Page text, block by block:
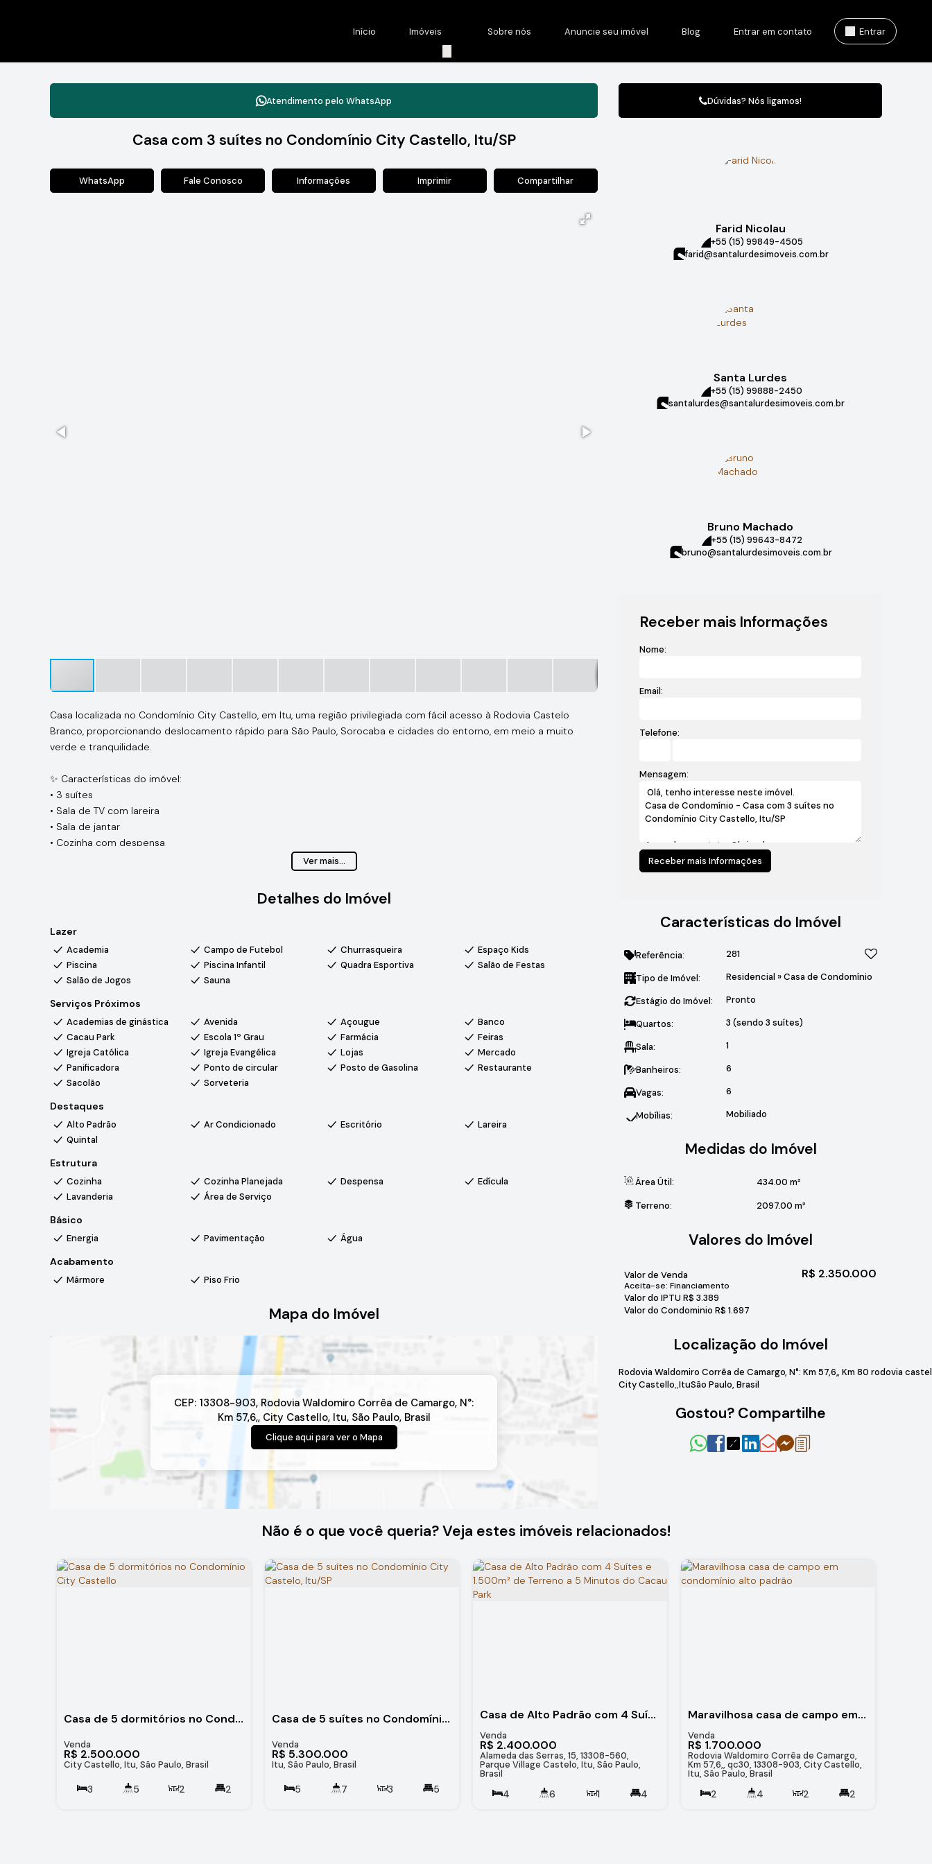
Entrar
Entrar em contato
Blog
Anuncie seu imóvel
Sobre nós
Imóveis
Início
Atendimento pelo WhatsApp
Casa com 3 suítes no Condomínio City Castello, Itu/SP
WhatsApp Fale Conosco Informações Imprimir Compartilhar
Casa localizada no Condomínio City Castello, em Itu, uma região privilegiada com fácil acesso à Rodovia Castelo
Branco, proporcionando deslocamento rápido para São Paulo, Sorocaba e cidades do entorno, em meio a muito
verde e tranquilidade.
✨ Características do imóvel:
• 3 suítes
• Sala de TV com lareira
• Sala de jantar
• Cozinha com despensa
• Banheiro de piscina
• Lavabo externo
• Lavanderia
• Campo / quadra
• Pomar
• Aquecedor solar para água quente
• Pressurizador de 15 MCA para água quente e fria
O Condomínio City Castello é reconhecido por sua infraestrutura completa, segurança 24 horas e extensa área
verde. Possui ruas largas e arborizadas, excelente padrão residencial, áreas de lazer e um ambiente tranquilo e
Ver mais...
Detalhes do Imóvel
Lazer
Academia Campo de Futebol Churrasqueira
Espaço Kids
Piscina
Piscina Infantil Quadra Esportiva
Salão de Festas
Salão de Jogos
Sauna
Serviços Próximos
Academias de ginástica Avenida Açougue
Banco
Cacau Park
Escola 1º Grau Farmácia
Feiras
Igreja Católica
Igreja Evangélica Lojas
Mercado
Panificadora
Ponto de circular Posto de Gasolina
Restaurante
Sacolão
Sorveteria
Destaques
Alto Padrão Ar Condicionado Escritório
Lareira
Quintal
Estrutura
Cozinha Cozinha Planejada Despensa
Edícula
Lavanderia
Área de Serviço
Básico
Energia Pavimentação Água
Acabamento
Mármore Piso Frio
Mapa do Imóvel
CEP: 13308-903, Rodovia Waldomiro Corrêa de Camargo, N°:
Km 57,6,, City Castello, Itu, São Paulo, Brasil
Clique aqui para ver o Mapa
Dúvidas? Nós ligamos!
Farid Nicolau
+55 (15) 99849-4505
farid@santalurdesimoveis.com.br
Santa Lurdes
+55 (15) 99888-2450
santalurdes@santalurdesimoveis.com.br
Bruno Machado
+55 (15) 99643-8472
bruno@santalurdesimoveis.com.br
Receber mais Informações
Nome:
Email:
Telefone:
Mensagem:
Características do Imóvel
Referência: 281
Tipo de Imóvel: Residencial »Casa de Condomínio
Estágio do Imóvel: Pronto
Quartos: 3 (sendo 3 suítes)
Sala: 1
Banheiros: 6
Vagas: 6
Mobílias: Mobiliado
Medidas do Imóvel
Área Útil: 434.00 m²
Terreno:
2097.00 m²
Valores do Imóvel
R$ 2.350.000
Valor de Venda
Aceita-se: Financiamento
Valor do IPTU R$ 3.389
Valor do Condominio R$ 1.697
Localização do Imóvel
Rodovia Waldomiro Corrêa de Camargo, N°: Km 57,6,, Km 80 rodovia
City Castello ItuSão Paulo, Brasil
Gostou? Compartilhe
Não é o que você queria? Veja estes imóveis relacionados!
Casa de 5 dormitórios no Condomínio City Castello
R$ 2.500.000
City Castello, Itu, São Paulo, Brasil
3 5 2
2
Casa de 5 suítes no Condomínio City Castelo, Itu/SP
R$ 5.300.000
Itu, São Paulo, Brasil
5 7 3
5
Casa de Alto Padrão com 4 Suítes e 1.500m² de Terreno a 5 Minutos do Cacau Park
R$ 2.400.000
Alameda das Serras, 15, 13308-560,
Parque Village Castelo, Itu, São Paulo,
Brasil
4 6 1
4
Maravilhosa casa de campo em condomínio alto padrão
R$ 1.700.000
Rodovia Waldomiro Corrêa de Camargo,
Km 57,6,, qc30, 13308-903, City Castello,
Itu, São Paulo, Brasil
2 4 2
2